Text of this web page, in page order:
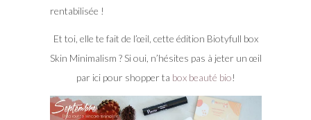
rentabilisée !
Et toi, elle te fait de l’œil, cette édition Biotyfull box
Skin Minimalism ? Si oui, n’hésites pas à jeter un œil
par ici pour shopper ta box beauté bio!